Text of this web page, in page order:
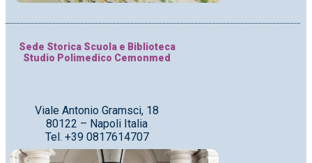
Sede Storica Scuola e Biblioteca
Studio Polimedico Cemonmed
Viale Antonio Gramsci, 18
80122 – Napoli Italia
Tel. +39 0817614707